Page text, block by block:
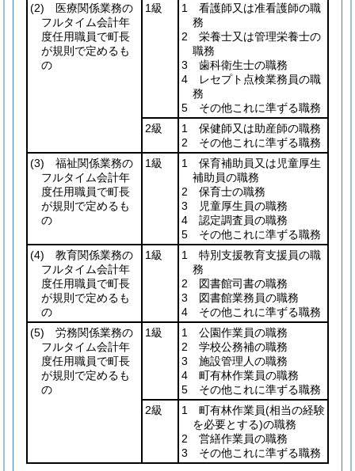
(2) 医療関係業務の
フルタイム会計年
度任用職員で町長
が規則で定めるも
の
1級
1 看護師又は准看護師の職
務
2 栄養士又は管理栄養士の
職務
3 歯科衛生士の職務
4 レセプト点検業務員の職
務
5 その他これに準ずる職務
2級
1 保健師又は助産師の職務
2 その他これに準ずる職務
(3) 福祉関係業務の
フルタイム会計年
度任用職員で町長
が規則で定めるも
の
1級
1 保育補助員又は児童厚生
補助員の職務
2 保育士の職務
3 児童厚生員の職務
4 認定調査員の職務
5 その他これに準ずる職務
(4) 教育関係業務の
フルタイム会計年
度任用職員で町長
が規則で定めるも
の
1級
1 特別支援教育支援員の職
務
2 図書館司書の職務
3 図書館業務員の職務
4 その他これに準ずる職務
(5) 労務関係業務の
フルタイム会計年
度任用職員で町長
が規則で定めるも
の
1級
1 公園作業員の職務
2 学校公務補の職務
3 施設管理人の職務
4 町有林作業員の職務
5 その他これに準ずる職務
2級
1 町有林作業員(相当の経験
を必要とする)の職務
2 営繕作業員の職務
3 その他これに準ずる職務